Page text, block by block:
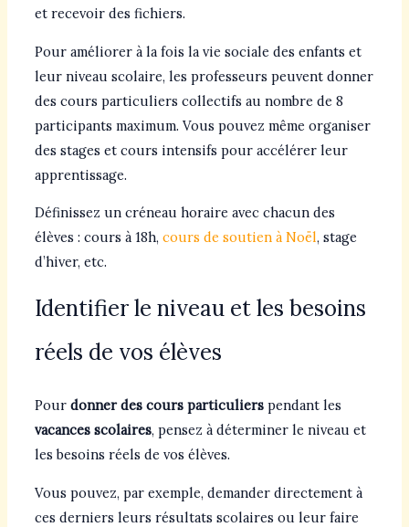
et recevoir des fichiers.
Pour améliorer à la fois la vie sociale des enfants et
leur niveau scolaire, les professeurs peuvent donner
des cours particuliers collectifs au nombre de 8
participants maximum. Vous pouvez même organiser
des stages et cours intensifs pour accélérer leur
apprentissage.
Définissez un créneau horaire avec chacun des
élèves : cours à 18h, cours de soutien à Noël, stage
d’hiver, etc.
Identifier le niveau et les besoins
réels de vos élèves
Pour donner des cours particulierspendant les
vacances scolaires, pensez à déterminer le niveau et
les besoins réels de vos élèves.
Vous pouvez, par exemple, demander directement à
ces derniers leurs résultats scolaires ou leur faire